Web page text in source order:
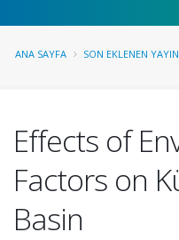
ANA SAYFA SON EKLENEN
Effects of
Factors on
Basin